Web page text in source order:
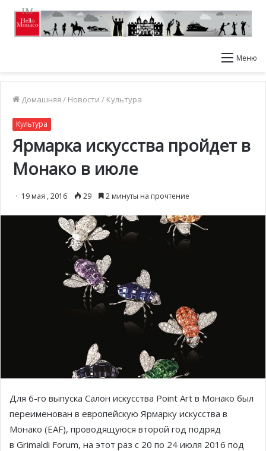
Меню
Домашняя / Новости / Культура
Культура
Ярмарка искусства пройдет в
Монако в июле
19 мая , 2016 29 2 минуты на прочтение
Для 6-го выпуска Салон искусства Point Art в Монако был
переименован в европейскую Ярмарку искусства в
Монако (EAF), проводящуюся второй год подряд
в Grimaldi Forum, на этот раз с 20 по 24 июля 2016 под